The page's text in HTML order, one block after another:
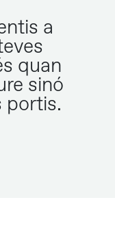
a
quan
sinó
portis.